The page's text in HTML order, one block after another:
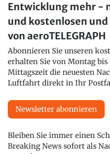
Entwicklung mehr -
und kostenlosen
von aeroTELEGRAPH
Abonnieren Sie unseren
erhalten Sie von Montag
Mittagszeit die neuesten
Luftfahrt direkt in Ihr
Newsletter abonnieren
Bleiben Sie immer einen
Breaking News sofort als